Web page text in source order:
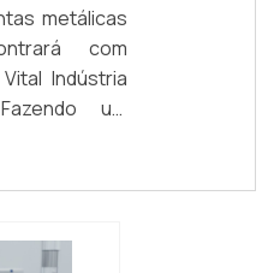
metálicas
com
Indústria
um
da maior
achar a
e preço
de